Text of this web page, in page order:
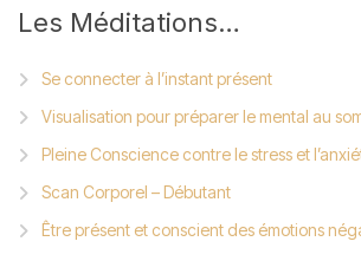
Les Méditations…
Se connecter à l’instant présent
Visualisation pour préparer le mental au
Pleine Conscience contre le stress et
Scan Corporel – Débutant
Être présent et conscient des émotions